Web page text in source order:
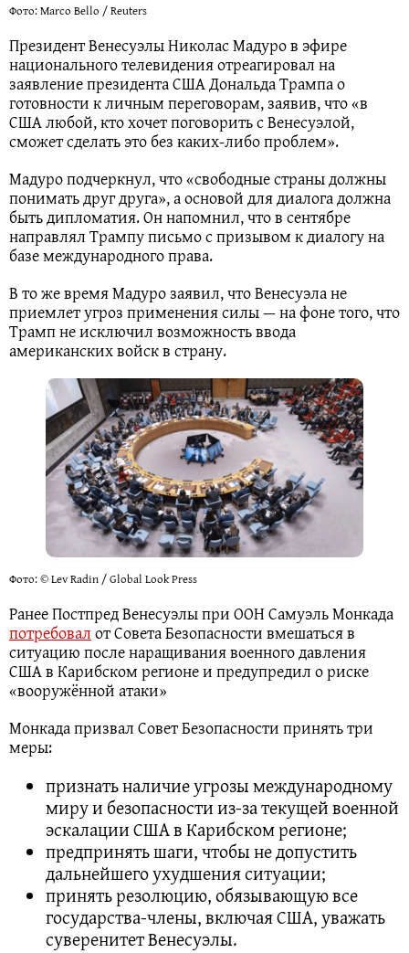
Фото: Marco Bello / Reuters
Президент Венесуэлы Николас Мадуро в эфире
национального телевидения отреагировал на
заявление президента США Дональда Трампа о
готовности к личным переговорам, заявив, что «в
США любой, кто хочет поговорить с Венесуэлой,
сможет сделать это без каких-либо проблем».
Мадуро подчеркнул, что «свободные страны должны
понимать друг друга», а основой для диалога должна
быть дипломатия. Он напомнил, что в сентябре
направлял Трампу письмо с призывом к диалогу на
базе международного права.
В то же время Мадуро заявил, что Венесуэла не
приемлет угроз применения силы — на фоне того, что
Трамп не исключил возможность ввода
американских войск в страну.
Фото: © Lev Radin / Global Look Press
Ранее Постпред Венесуэлы при ООН Самуэль Монкада
потребовалот Совета Безопасности вмешаться в
ситуацию после наращивания военного давления
США в Карибском регионе и предупредил о риске
«вооружённой атаки»
Монкада призвал Совет Безопасности принять три
меры:
признать наличие угрозы международному
миру и безопасности из‑за текущей военной
эскалации США в Карибском регионе;
предпринять шаги, чтобы не допустить
дальнейшего ухудшения ситуации;
принять резолюцию, обязывающую все
государства‑члены, включая США, уважать
суверенитет Венесуэлы.